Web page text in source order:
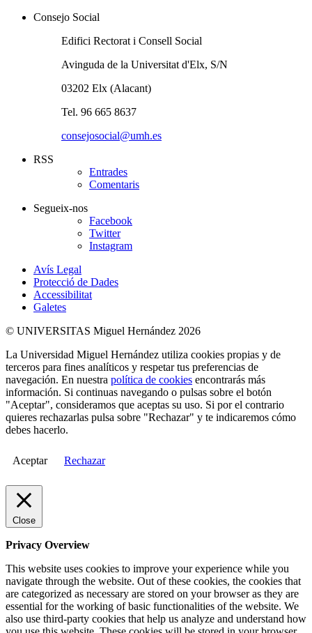
Consejo Social
Edifici Rectorat i Consell Social
Avinguda de la Universitat d'Elx, S/N
03202 Elx (Alacant)
Tel. 96 665 8637
consejosocial@umh.es
RSS
Entrades
Comentaris
Segueix-nos
Facebook
Twitter
Instagram
Avís Legal
Protecció de Dades
Accessibilitat
Galetes
© UNIVERSITAS Miguel Hernández 2026
La Universidad Miguel Hernández utiliza cookies propias y de
terceros para fines analíticos y respetar tus preferencias de
navegación. En nuestra política de cookies encontrarás más
información. Si continuas navegando o pulsas sobre el botón
"Aceptar", consideramos que aceptas su uso. Si por el contrario
quieres rechazarlas pulsa sobre "Rechazar" y te indicaremos cómo
debes hacerlo.
Aceptar Rechazar
Close
Privacy Overview
This website uses cookies to improve your experience while you
navigate through the website. Out of these cookies, the cookies that
are categorized as necessary are stored on your browser as they are
essential for the working of basic functionalities of the website. We
also use third-party cookies that help us analyze and understand how